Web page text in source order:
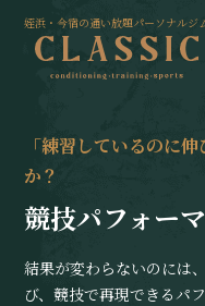
姪浜・今宿の通い放題パーソナルジ
「練習しているのに
か？
競技パフォー
結果が変わらないのには
び、競技で再現できるパ